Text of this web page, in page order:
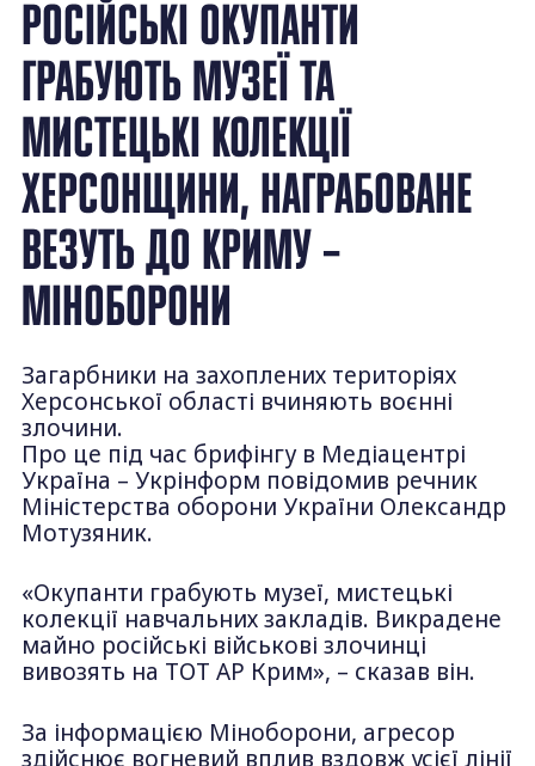
РОСІЙСЬКІ ОКУПАНТИ
ГРАБУЮТЬ МУЗЕЇ ТА
МИСТЕЦЬКІ КОЛЕКЦІЇ
ХЕРСОНЩИНИ, НАГРАБОВАНЕ
ВЕЗУТЬ ДО КРИМУ –
МІНОБОРОНИ
Загарбники на захоплених територіях
Херсонської області вчиняють воєнні
злочини.
Про це під час брифінгу в Медіацентрі
Україна – Укрінформ повідомив речник
Міністерства оборони України Олександр
Мотузяник.
«Окупанти грабують музеї, мистецькі
колекції навчальних закладів. Викрадене
майно російські військові злочинці
вивозять на ТОТ АР Крим», – сказав він.
За інформацією Міноборони, агресор
здійснює вогневий вплив вздовж усієї лінії